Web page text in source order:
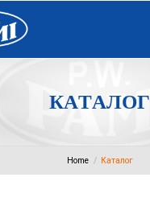
КАТАЛОГ
Home Каталог